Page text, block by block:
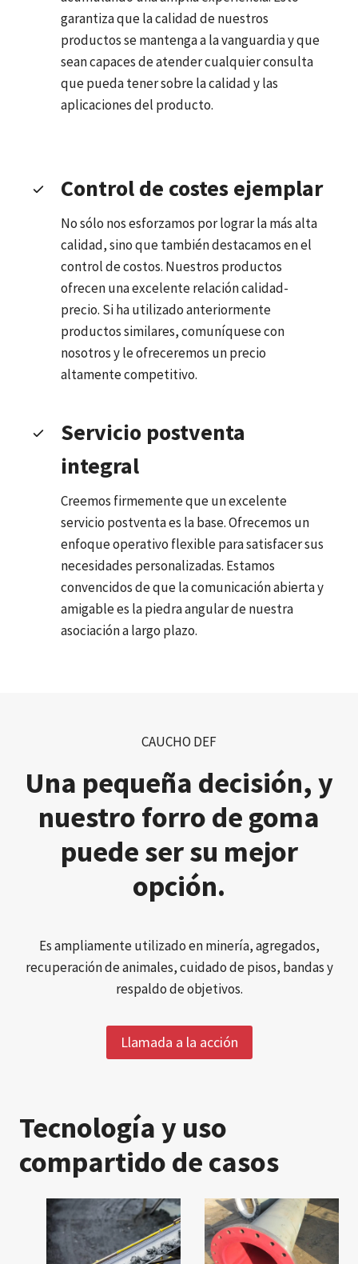
garantiza que la calidad de nuestros
productos se mantenga a la vanguardia y que
sean capaces de atender cualquier consulta
que pueda tener sobre la calidad y las
aplicaciones del producto.
Control de costes ejemplar
No sólo nos esforzamos por lograr la más alta
calidad, sino que también destacamos en el
control de costos. Nuestros productos
ofrecen una excelente relación calidad-
precio. Si ha utilizado anteriormente
productos similares, comuníquese con
nosotros y le ofreceremos un precio
altamente competitivo.
Servicio postventa
integral
Creemos firmemente que un excelente
servicio postventa es la base. Ofrecemos un
enfoque operativo flexible para satisfacer sus
necesidades personalizadas. Estamos
convencidos de que la comunicación abierta y
amigable es la piedra angular de nuestra
asociación a largo plazo.
CAUCHO DEF
Una pequeña decisión, y
nuestro forro de goma
puede ser su mejor
opción.
Es ampliamente utilizado en minería, agregados,
recuperación de animales, cuidado de pisos, bandas y
respaldo de objetivos.
Llamada a la acción
Tecnología y uso
compartido de casos